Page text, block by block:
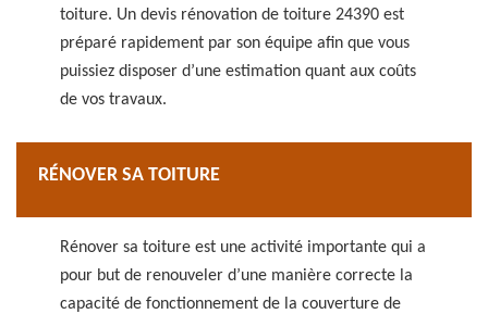
toiture. Un devis rénovation de toiture 24390 est
préparé rapidement par son équipe afin que vous
puissiez disposer d’une estimation quant aux coûts
de vos travaux.
RÉNOVER SA TOITURE
Rénover sa toiture est une activité importante qui a
pour but de renouveler d’une manière correcte la
capacité de fonctionnement de la couverture de